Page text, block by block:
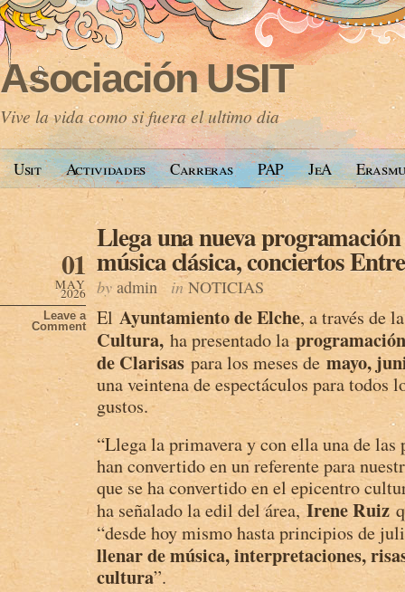
Asociación USIT
Vive la vida como si fuera el ultimo dia
Usit Actividades Carreras PAP JeA
Llega una nueva
música clásica, conciertos
01
MAY
2026
Leave a
Comment
by admin inNOTICIAS
El Ayuntamiento de Elche, a través de
Cultura, ha presentado la
de Clarisas para los meses de mayo,
una veintena de espectáculos para todos
gustos.
“Llega la primavera y con ella una de las
han convertido en un referente para
que se ha convertido en el epicentro
ha señalado la edil del área,Irene Ruiz
“desde hoy mismo hasta principios de
llenar de música, interpretaciones,
cultura”.